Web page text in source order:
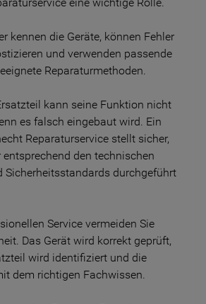
kennen die Geräte, können Fehler
und verwenden passende
Reparaturmethoden.
kann seine Funktion nicht
es falsch eingebaut wird. Ein
Reparaturservice stellt sicher,
den technischen
Sicherheitsstandards durchgeführt
Service vermeiden Sie
Das Gerät wird korrekt geprüft,
wird identifiziert und die
dem richtigen Fachwissen.